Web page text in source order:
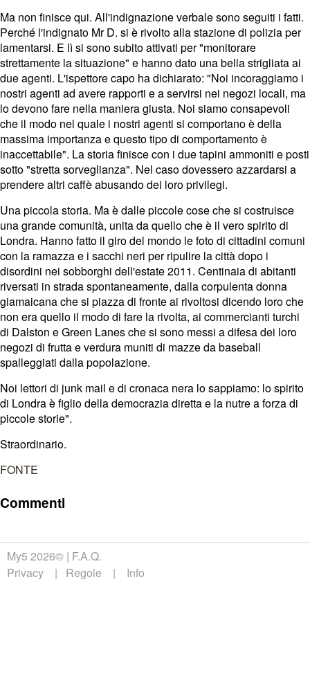
Ma non finisce qui. All'indignazione verbale sono seguiti i fatti.
Perché l'indignato Mr D. si è rivolto alla stazione di polizia per
lamentarsi. E lì si sono subito attivati per "monitorare
strettamente la situazione" e hanno dato una bella strigliata ai
due agenti. L'ispettore capo ha dichiarato: "Noi incoraggiamo i
nostri agenti ad avere rapporti e a servirsi nei negozi locali, ma
lo devono fare nella maniera giusta. Noi siamo consapevoli
che il modo nel quale i nostri agenti si comportano è della
massima importanza e questo tipo di comportamento è
inaccettabile". La storia finisce con i due tapini ammoniti e posti
sotto "stretta sorveglianza". Nel caso dovessero azzardarsi a
prendere altri caffè abusando dei loro privilegi.
Una piccola storia. Ma è dalle piccole cose che si costruisce
una grande comunità, unita da quello che è il vero spirito di
Londra. Hanno fatto il giro del mondo le foto di cittadini comuni
con la ramazza e i sacchi neri per ripulire la città dopo i
disordini nei sobborghi dell'estate 2011. Centinaia di abitanti
riversati in strada spontaneamente, dalla corpulenta donna
giamaicana che si piazza di fronte ai rivoltosi dicendo loro che
non era quello il modo di fare la rivolta, ai commercianti turchi
di Dalston e Green Lanes che si sono messi a difesa dei loro
negozi di frutta e verdura muniti di mazze da baseball
spalleggiati dalla popolazione.
Noi lettori di junk mail e di cronaca nera lo sappiamo: lo spirito
di Londra è figlio della democrazia diretta e la nutre a forza di
piccole storie".
Straordinario.
FONTE
Commenti
My5 2026© F.A.Q.
Privacy
Regole Info